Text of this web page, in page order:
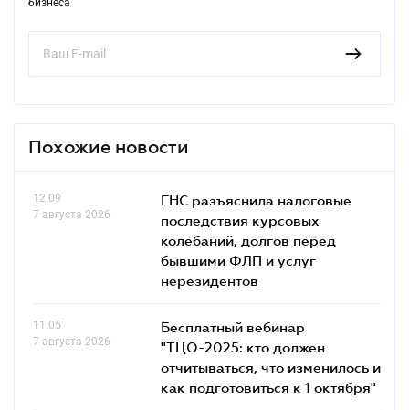
Похожие новости
12.09
7 августа 2026
ГНС разъяснила налоговые
последствия курсовых
колебаний, долгов перед
бывшими ФЛП и услуг
нерезидентов
11.05
7 августа 2026
Бесплатный вебинар
"ТЦО-2025: кто должен
отчитываться, что изменилось и
как подготовиться к 1 октября"